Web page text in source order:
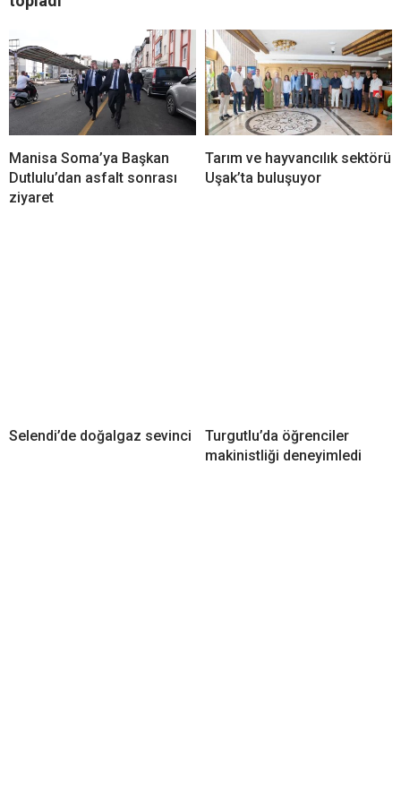
Manisa Soma’ya Başkan
Dutlulu’dan asfalt sonrası
ziyaret
Tarım ve hayvancılık sektörü
Uşak’ta buluşuyor
Selendi’de doğalgaz sevinci
Turgutlu’da öğrenciler
makinistliği deneyimledi